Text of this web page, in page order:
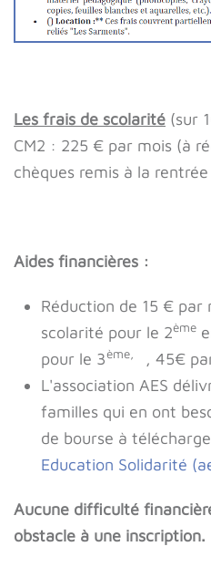
Les frais de scolarité (sur
CM2 : 225 € par mois (à
chèques remis à la
Aides financières :
Réduction de 15 € par
scolarité pour le 2ème
pour le 3ème,
, 45€
L'association AES
familles qui en ont
de bourse à
Education Solidarité
Aucune difficulté
obstacle à une inscription.